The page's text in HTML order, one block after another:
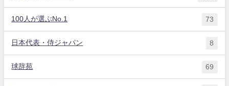
100人が選ぶNo.1 73
日本代表・侍ジャパン 8
球辞苑 69